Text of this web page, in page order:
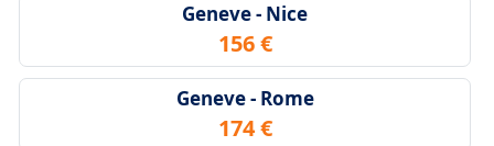
Geneve - Nice
156 €
Geneve - Rome
174 €